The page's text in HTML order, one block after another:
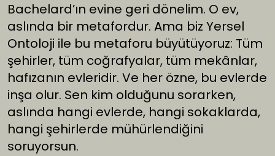
Bachelard’ın evine geri dönelim. O ev,
aslında bir metafordur. Ama biz Yersel
Ontoloji ile bu metaforu büyütüyoruz: Tüm
şehirler, tüm coğrafyalar, tüm mekânlar,
hafızanın evleridir. Ve her özne, bu evlerde
inşa olur. Sen kim olduğunu sorarken,
aslında hangi evlerde, hangi sokaklarda,
hangi şehirlerde mühürlendiğini
soruyorsun.